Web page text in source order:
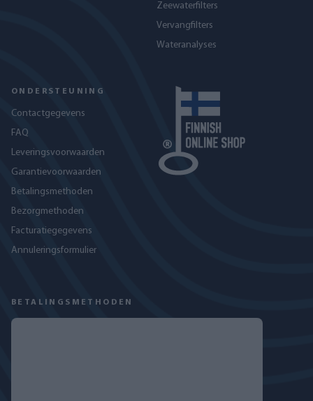
Zeewaterfilters
Vervangfilters
Wateranalyses
ONDERSTEUNING
Contactgegevens
FAQ
Leveringsvoorwaarden
Garantievoorwaarden
Betalingsmethoden
Bezorgmethoden
Facturatiegegevens
Annuleringsformulier
BETALINGSMETHODEN